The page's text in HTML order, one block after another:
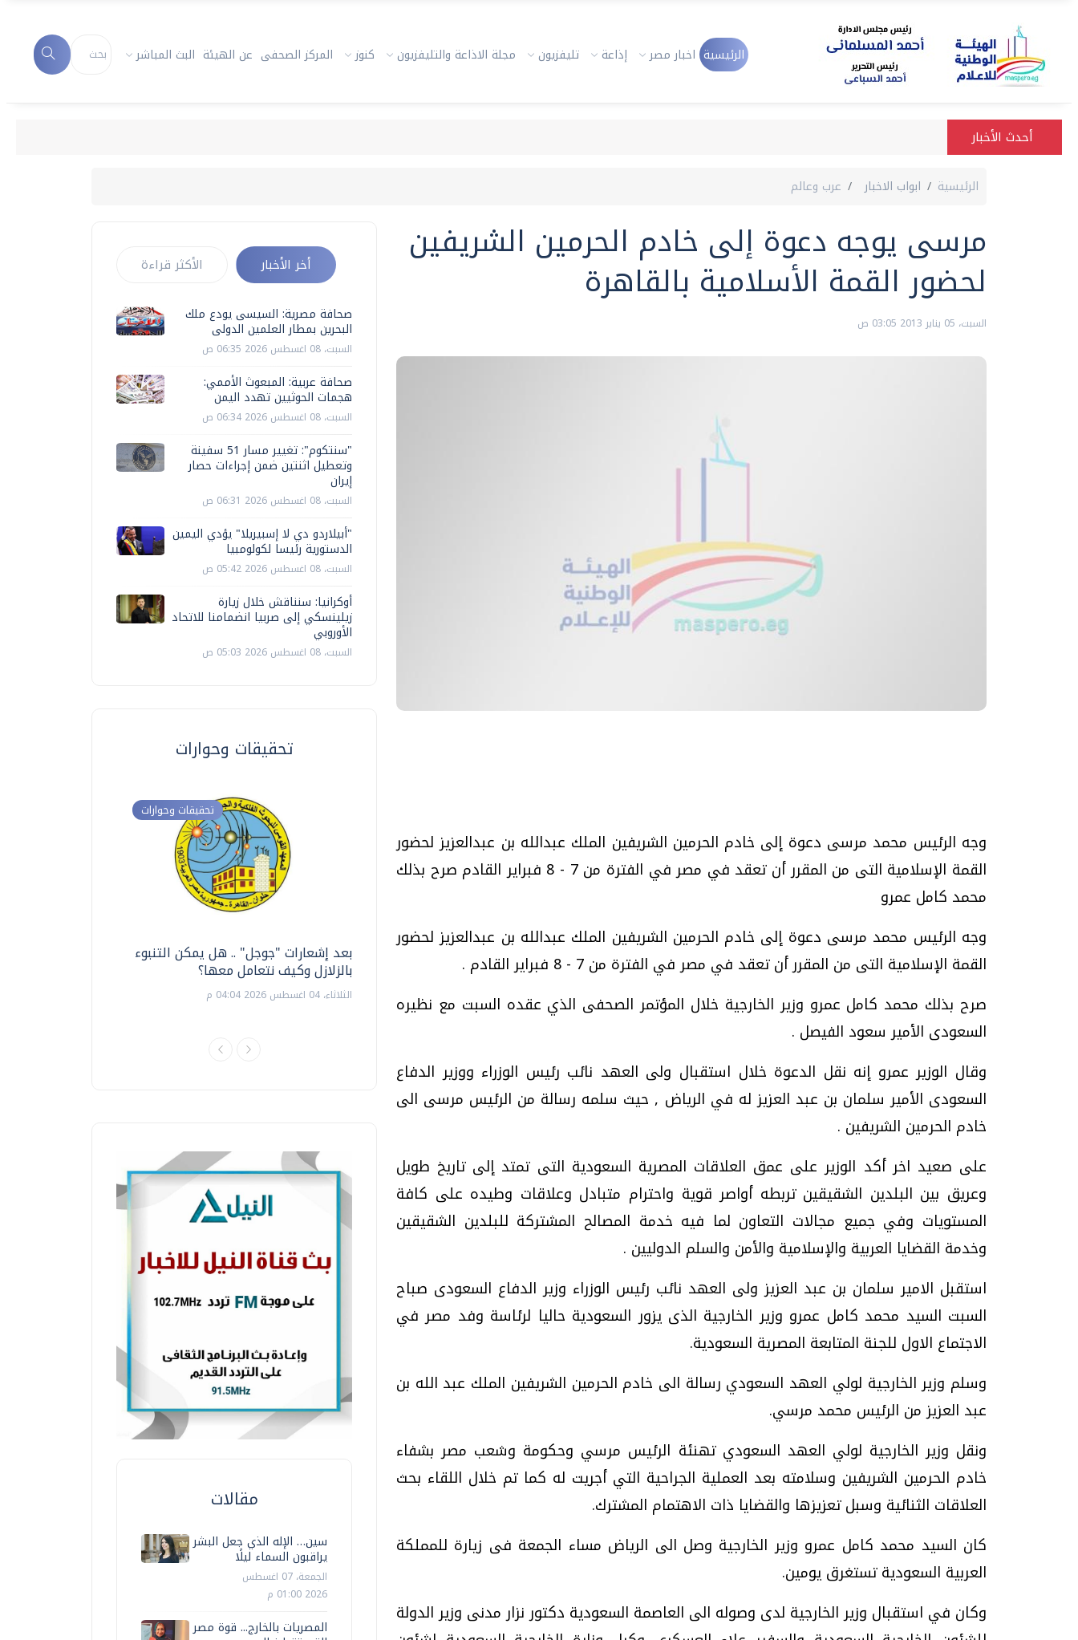
الرئيسية اخبار مصر إذاعة تليفزيون مجلة الاذاعة والتليفزيون كنوز المركز الصحفى عن الهيئة البث المباشر
أحدث الأخبار
الرئيسية ابواب الاخبار عرب وعالم
مرسى يوجه دعوة إلى خادم الحرمين الشريفين
لحضور القمة الأسلامية بالقاهرة
السبت، 05 يناير 2013 03:05 ص
وجه الرئيس محمد مرسى دعوة إلى خادم الحرمين الشريفين الملك عبدالله بن عبدالعزيز لحضور
القمة الإسلامية التى من المقرر أن تعقد في مصر في الفترة من 7 - 8 فبراير القادم صرح بذلك
محمد كامل عمرو
وجه الرئيس محمد مرسى دعوة إلى خادم الحرمين الشريفين الملك عبدالله بن عبدالعزيز لحضور
القمة الإسلامية التى من المقرر أن تعقد في مصر في الفترة من 7 - 8 فبراير القادم .
صرح بذلك محمد كامل عمرو وزير الخارجية خلال المؤتمر الصحفى الذي عقده السبت مع نظيره
السعودى الأمير سعود الفيصل .
وقال الوزير عمرو إنه نقل الدعوة خلال استقبال ولى العهد نائب رئيس الوزراء ووزير الدفاع
السعودى الأمير سلمان بن عبد العزيز له في الرياض , حيث سلمه رسالة من الرئيس مرسى الى
خادم الحرمين الشريفين .
على صعيد اخر أكد الوزير على عمق العلاقات المصرية السعودية التى تمتد إلى تاريخ طويل
وعريق بين البلدين الشقيقين تربطه أواصر قوية واحترام متبادل وعلاقات وطيده على كافة
المستويات وفي جميع مجالات التعاون لما فيه خدمة المصالح المشتركة للبلدين الشقيقين
وخدمة القضايا العربية والإسلامية والأمن والسلم الدوليين .
استقبل الامير سلمان بن عبد العزيز ولى العهد نائب رئيس الوزراء وزير الدفاع السعودى صباح
السبت السيد محمد كامل عمرو وزير الخارجية الذى يزور السعودية حاليا لرئاسة وفد مصر في
الاجتماع الاول للجنة المتابعة المصرية السعودية.
وسلم وزير الخارجية لولي العهد السعودي رسالة الى خادم الحرمين الشريفين الملك عبد الله بن
عبد العزيز من الرئيس محمد مرسي.
ونقل وزير الخارجية لولي العهد السعودي تهنئة الرئيس مرسي وحكومة وشعب مصر بشفاء
خادم الحرمين الشريفين وسلامته بعد العملية الجراحية التي أجريت له كما تم خلال اللقاء بحث
العلاقات الثنائية وسبل تعزيزها والقضايا ذات الاهتمام المشترك.
كان السيد محمد كامل عمرو وزير الخارجية وصل الى الرياض مساء الجمعة فى زيارة للمملكة
العربية السعودية تستغرق يومين.
وكان في استقبال وزير الخارجية لدى وصوله الى العاصمة السعودية دكتور نزار مدنى وزير الدولة
أخر الأخبار الأكثر قراءة
صحافة مصرية: السيسى يودع ملك
البحرين بمطار العلمين الدولى
السبت، 08 اغسطس 2026 06:35 ص
صحافة عربية: المبعوث الأممي:
هجمات الحوثيين تهدد اليمن
السبت، 08 اغسطس 2026 06:34 ص
"سنتكوم": تغيير مسار 51 سفينة
وتعطيل اثنتين ضمن إجراءات حصار
إيران
السبت، 08 اغسطس 2026 06:31 ص
"أبيلاردو دي لا إسبيريلا" يؤدي اليمين
الدستورية رئيسا لكولومبيا
السبت، 08 اغسطس 2026 05:42 ص
أوكرانيا: سنناقش خلال زيارة
زيلينسكي إلى صربيا انضمامنا للاتحاد
الأوروبي
السبت، 08 اغسطس 2026 05:03 ص
تحقيقات وحوارات
تحقيقات وحوارات
بعد إشعارات "جوجل" .. هل يمكن التنبوء
بالزلازل وكيف نتعامل معها؟
الثلاثاء، 04 اغسطس 2026 04:04 م
دليلك للتنسيق الجامعي .. تساؤلات
وإجابات
السبت، 01 اغسطس 2026 10:25 ص
فيديو.. الإعلام الرقمي.. تقنيات واعدة
وتحديات هائلة
موجات الطقس الساخنة.. لماذا تحدث وكيف
مقالات
سين… الإله الذي جعل البشر
يراقبون السماء ليلًا
الجمعة، 07 اغسطس
2026 01:00 م
المصريات بالخارج... قوة مصر